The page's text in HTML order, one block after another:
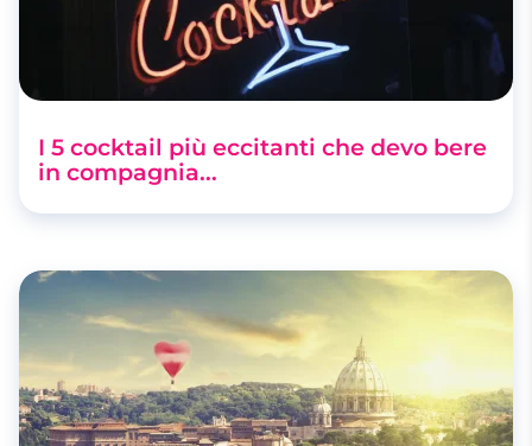
I 5 cocktail più eccitanti che devo bere
in compagnia...